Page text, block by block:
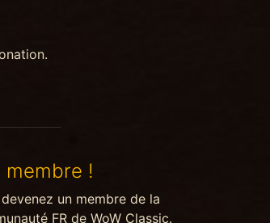
membre !
un membre de la
FR de WoW Classic.